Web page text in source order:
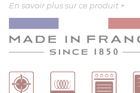
En savoir plus sur ce produit +